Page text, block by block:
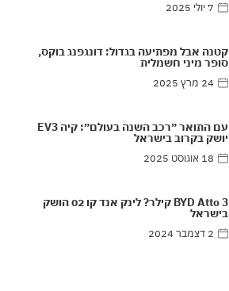
7 יולי 2025
קטנה אבל מפתיעה בגדול: דונגפנג בוקס,
סופר מיני חשמלית
24 מרץ 2025
עם התואר ״רכב השנה בעולם״: קיה EV3
יושק בקרוב בישראל
18 אוגוסט 2025
BYD Atto 3 קילר? לינק אנד קו 02 הושק
בישראל
2 דצמבר 2024